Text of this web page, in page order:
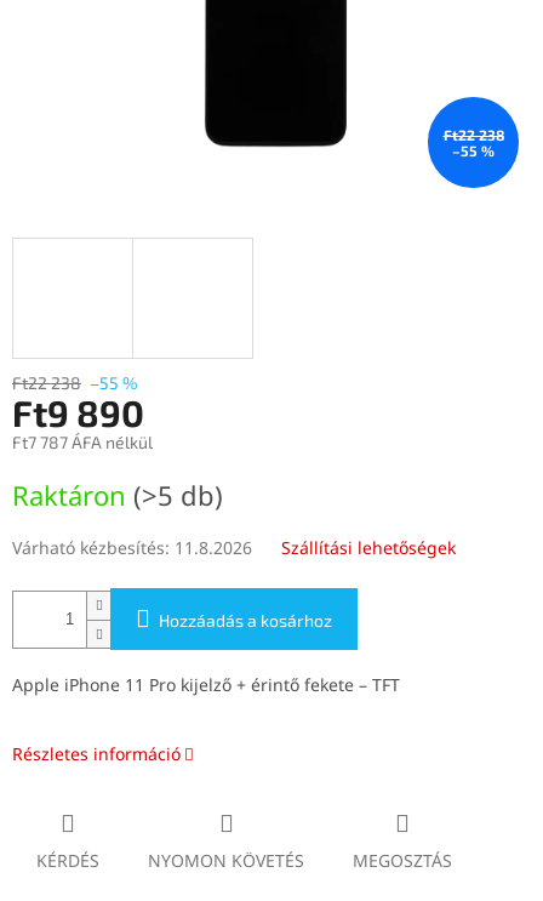
Ft22 238
–55 %
Ft22 238 –55 %
Ft9 890
Ft7 787 ÁFA nélkül
Raktáron (>5 db)
Várható kézbesítés: 11.8.2026 Szállítási lehetőségek
Hozzáadás a kosárhoz
Apple iPhone 11 Pro kijelző + érintő fekete – TFT
Részletes információ
KÉRDÉS NYOMON KÖVETÉS MEGOSZTÁS